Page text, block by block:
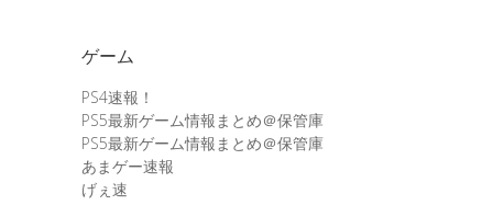
ゲーム
PS4速報！
PS5最新ゲーム情報まとめ＠保管庫
PS5最新ゲーム情報まとめ＠保管庫
あまゲー速報
げぇ速